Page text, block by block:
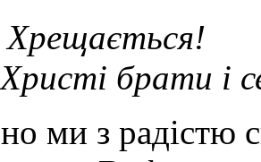
брати і
ми з радістю